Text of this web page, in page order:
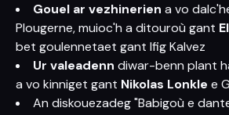
Gouel ar vezhinerien a vo
Plougerne, muioc'h a ditouroù gant
bet goulennetaet gant Ifig Kalvez
Ur valeadenn diwar-benn plant
a vo kinniget gant Nikolas Lonkle e
An diskouezadeg "Babigoù e